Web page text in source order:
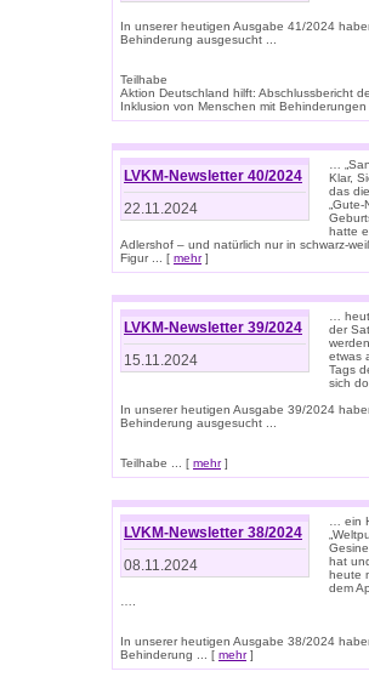
In unserer heutigen Ausgabe 41/2024
Behinderung ausgesucht ...
Teilhabe
Aktion Deutschland hilft: Abschlussbericht
Inklusion von Menschen mit
LVKM-Newsletter 40/2024
22.11.2024
…
Klar,
das
hatte
Adlershof – und natürlich nur in schwarz-
Figur ... [ mehr]
LVKM-Newsletter 39/2024
15.11.2024
…
der
etwas
Tags
sich
In unserer heutigen Ausgabe 39/2024
Behinderung ausgesucht ...
Teilhabe ... [ mehr]
LVKM-Newsletter 38/2024
08.11.2024
… ein
hat
heute
dem
In unserer heutigen Ausgabe 38/2024
Behinderung ... [ mehr]